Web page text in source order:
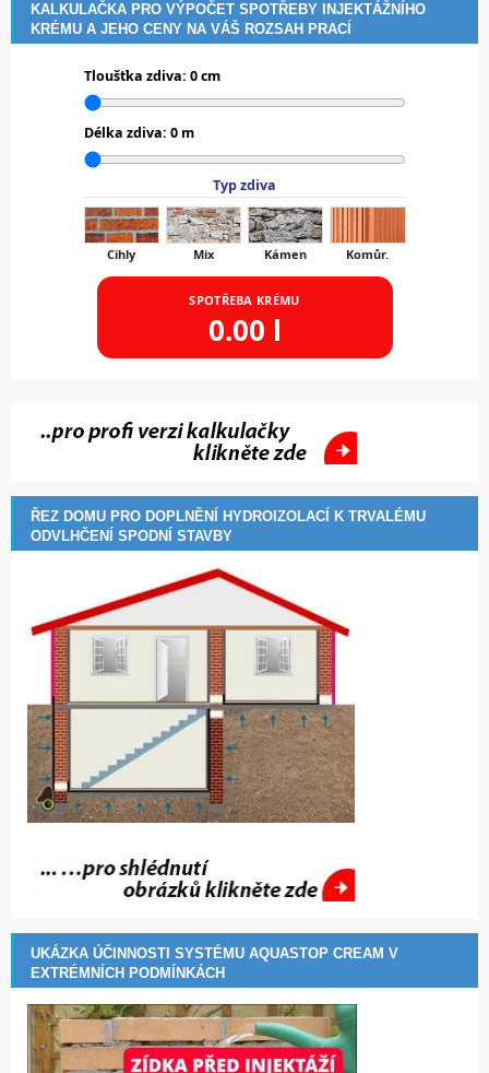
KALKULAČKA PRO VÝPOČET SPOTŘEBY INJEKTÁŽNÍHO
KRÉMU A JEHO CENY NA VÁŠ ROZSAH PRACÍ
Tloušťka zdiva: 0cm
Délka zdiva: 0m
Typ zdiva
Cihly Mix Kámen Komůr.
SPOTŘEBA KRÉMU
0.00 l
ŘEZ DOMU PRO DOPLNĚNÍ HYDROIZOLACÍ K TRVALÉMU
ODVLHČENÍ SPODNÍ STAVBY
UKÁZKA ÚČINNOSTI SYSTÉMU AQUASTOP CREAM V
EXTRÉMNÍCH PODMÍNKÁCH